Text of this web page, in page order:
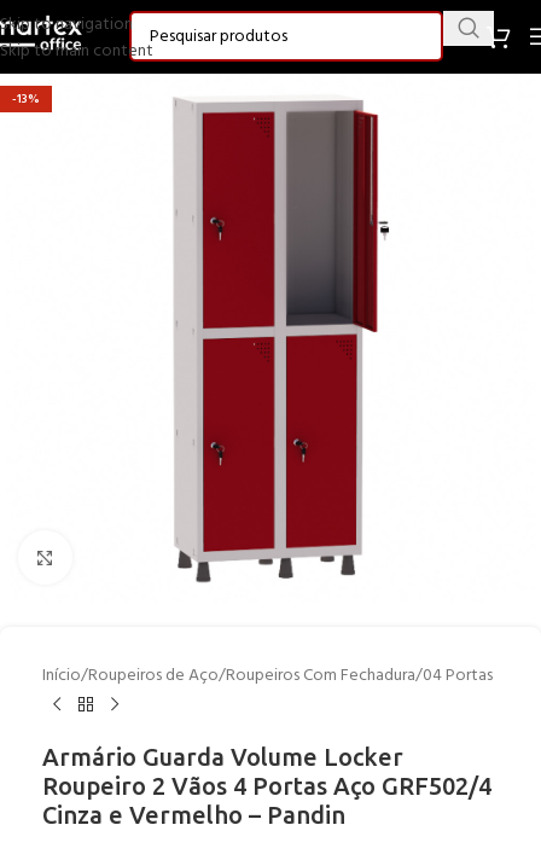
Skip to navigation
Skip to main content
-13%
Clique para ampliar
Início/Roupeiros de Aço/Roupeiros Com Fechadura/04 Portas
Armário Guarda Volume Locker
Roupeiro 2 Vãos 4 Portas Aço GRF502/4
Cinza e Vermelho – Pandin